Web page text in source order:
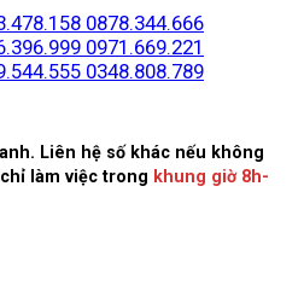
0878.344.666
0971.669.221
0348.808.789
Liên hệ số khác nếu không
làm việc trong khung giờ 8h-